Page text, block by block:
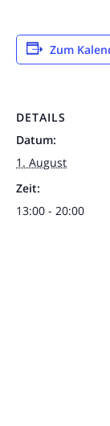
Zum
DETAILS
Datum:
1. August
Zeit:
13:00 - 20:00